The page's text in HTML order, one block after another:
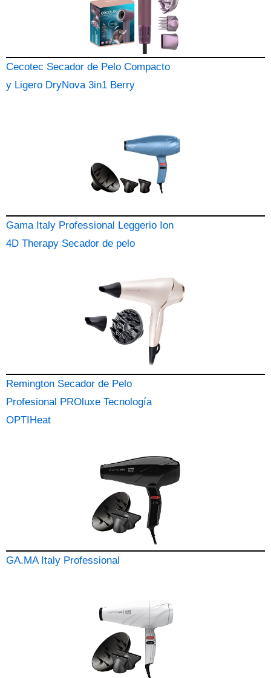
Cecotec Secador de Pelo Compacto
y Ligero DryNova 3in1 Berry
Gama Italy Professional Leggerio Ion
4D Therapy Secador de pelo
Remington Secador de Pelo
Profesional PROluxe Tecnología
OPTIHeat
GA.MA Italy Professional